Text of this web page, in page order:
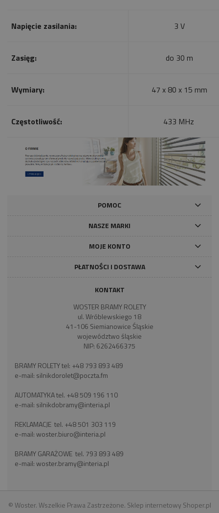
Napięcie zasilania: 3 V
Zasięg: do 30 m
Wymiary: 47 x 80 x 15 mm
Częstotliwość: 433 MHz
POMOC
NASZE MARKI
MOJE KONTO
PŁATNOŚCI I DOSTAWA
KONTAKT
WOSTER BRAMY ROLETY
ul. Wróblewskiego 18
41-106 Siemianowice Śląskie
województwo śląskie
NIP: 6262466375
BRAMY ROLETY tel: +48 793 893 489
e-mail: silnikdorolet@poczta.fm
AUTOMATYKA tel. +48 509 196 110
e-mail: silnikdobramy@interia.pl
REKLAMACJE tel. +48 501 303 119
e-mail:woster.biuro@interia.pl
BRAMY GARAŻOWE tel. 793 893 489
e-mail:woster.bramy@interia.pl
© Woster. Wszelkie Prawa Zastrzeżone. Sklep internetowy Shoper.pl